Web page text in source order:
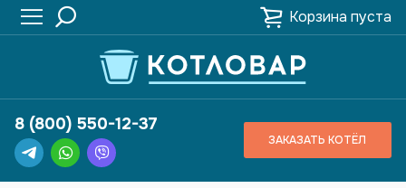
Корзина пуста
8 (800) 550-12-37
ЗАКАЗАТЬ КОТЁЛ